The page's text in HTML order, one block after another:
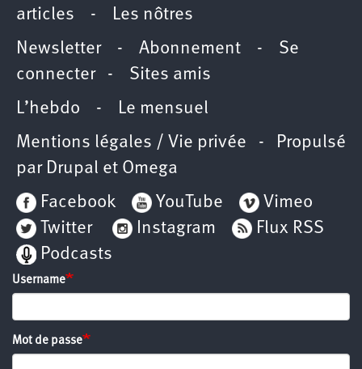
articles - Les nôtres
Newsletter- Abonnement - Se
connecter- Sites amis
L’hebdo - Le mensuel
Mentions légales / Vie privée - Propulsé
par Drupal et Omega
Facebook
YouTube
Vimeo
Twitter
Instagram
Flux RSS
Podcasts
Username
Mot de passe